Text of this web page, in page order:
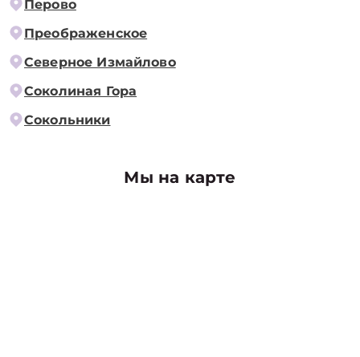
Перово
Преображенское
Северное Измайлово
Соколиная Гора
Сокольники
Мы на карте